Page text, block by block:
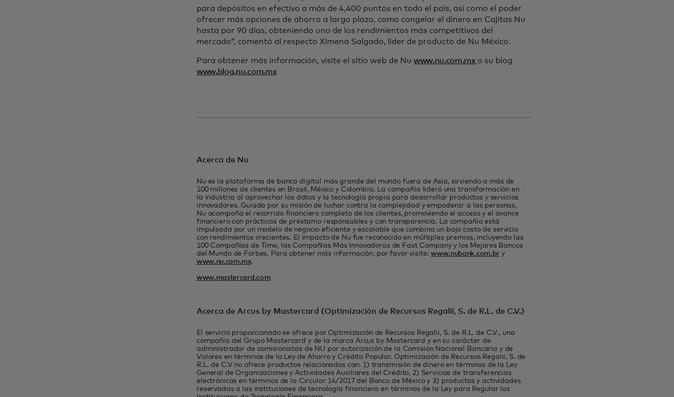
para depósitos en efectivo a más de 4,400 puntos en todo el país, así como el poder
ofrecer más opciones de ahorro a largo plazo, como congelar el dinero en Cajitas Nu
hasta por 90 días, obteniendo uno de los rendimientos más competitivos del
mercado”, comentó al respecto Ximena Salgado, líder de producto de Nu México.
Para obtener más información, visite el sitio web de Nu www.nu.com.mx o su blog
www.blog.nu.com.mx
Acerca de Nu
Nu es la plataforma de banca digital más grande del mundo fuera de Asia, sirviendo a más de
100 millones de clientes en Brasil, México y Colombia. La compañía lideró una transformación en
la industria al aprovechar los datos y la tecnología propia para desarrollar productos y servicios
innovadores. Guiada por su misión de luchar contra la complejidad y empoderar a las personas,
Nu acompaña el recorrido financiero completo de los clientes, promoviendo el acceso y el avance
financiero con prácticas de préstamo responsables y con transparencia. La compañía está
impulsada por un modelo de negocio eficiente y escalable que combina un bajo costo de servicio
con rendimientos crecientes. El impacto de Nu fue reconocido en múltiples premios, incluyendo las
100 Compañías de Time, las Compañías Más Innovadoras de Fast Company y los Mejores Bancos
del Mundo de Forbes. Para obtener más información, por favor visite:www.nubank.com.bry
www.nu.com.mx.
www.mastercard.com
Acerca de Arcus by Mastercard (Optimización de Recursos Regalii, S. de R.L. de C.V.)
El servicio proporcionado se ofrece por Optimización de Recursos Regalii, S. de R.L. de C.V., una
compañía del Grupo Mastercard y de la marca Arcus by Mastercard y en su carácter de
administrador de comisionistas de NU por autorización de la Comisión Nacional Bancaria y de
Valores en términos de la Ley de Ahorro y Crédito Popular. Optimización de Recursos Regalii, S. de
R.L. de C.V no ofrece productos relacionados con: 1) transmisión de dinero en términos de la Ley
General de Organizaciones y Actividades Auxiliares del Crédito, 2) Servicios de transferencias
electrónicas en términos de la Circular 14/2017 del Banco de México y 3) productos y actividades
reservadas a las instituciones de tecnología financiera en términos de la Ley para Regular las